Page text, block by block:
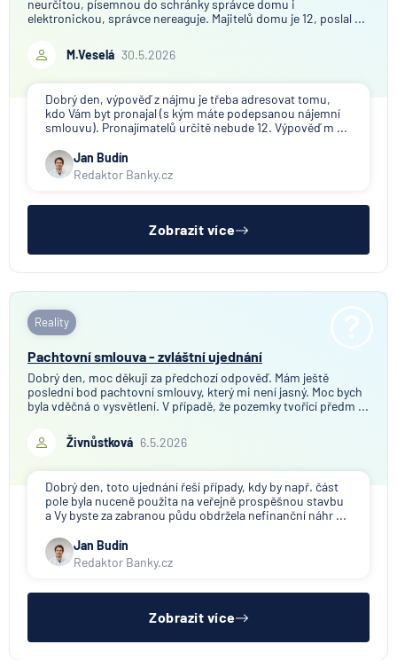
neurčitou, písemnou do schránky správce domu i
elektronickou, správce nereaguje. Majitelů domu je 12, poslal ...
M.Veselá 30.5.2026
Dobrý den, výpověď z nájmu je třeba adresovat tomu,
kdo Vám byt pronajal (s kým máte podepsanou nájemní
smlouvu). Pronajímatelů určitě nebude 12. Výpověď m ...
Jan Budín
Redaktor Banky.cz
Zobrazit více
Reality
Pachtovní smlouva - zvláštní ujednání
Dobrý den, moc děkuji za předchozí odpověď. Mám ještě
poslední bod pachtovní smlouvy, který mi není jasný. Moc bych
byla vděčná o vysvětlení. V případě, že pozemky tvořící předm ...
Živnůstková 6.5.2026
Dobrý den, toto ujednání řeší případy, kdy by např. část
pole byla nuceně použita na veřejně prospěšnou stavbu
a Vy byste za zabranou půdu obdržela nefinanční náhr ...
Jan Budín
Redaktor Banky.cz
Zobrazit více